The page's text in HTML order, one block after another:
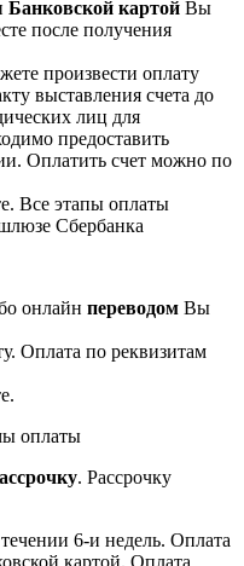
Банковской картой Вы
после получения
произвести оплату
выставления счета до
лиц для
предоставить
Оплатить счет можно по
Все этапы оплаты
Сбербанка
онлайн переводом Вы
Оплата по реквизитам
оплаты
. Рассрочку
6-и недель. Оплата
картой. Оплата